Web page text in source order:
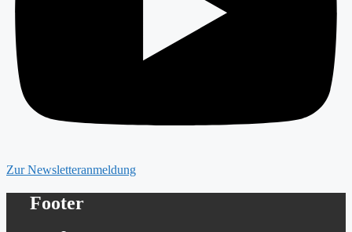
Zur Newsletteranmeldung
Footer